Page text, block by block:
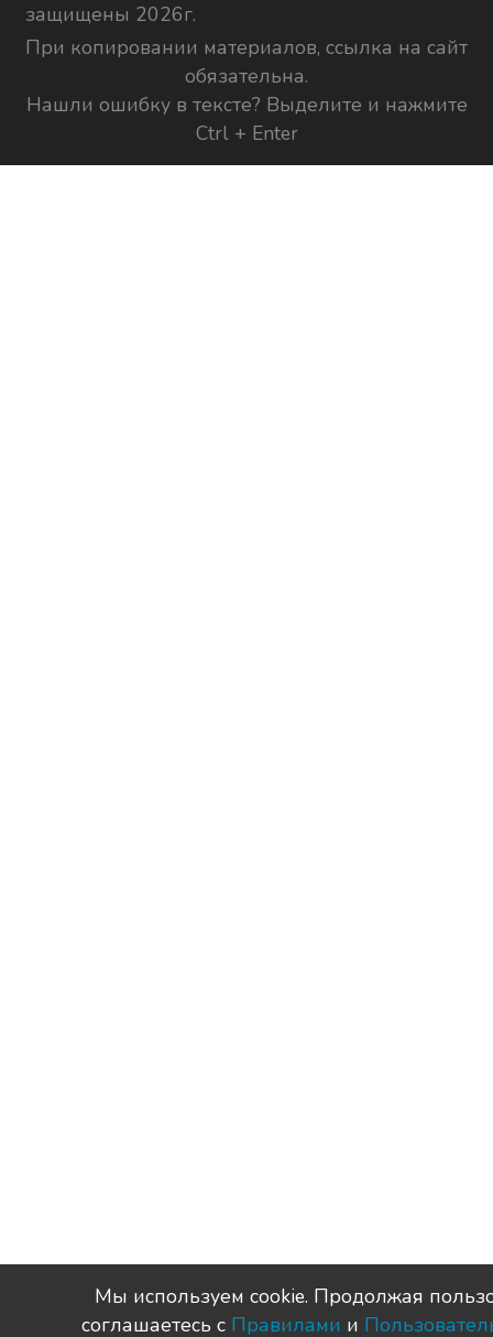
защищены 2026г.
При копировании материалов, ссылка на сайт
обязательна.
Нашли ошибку в тексте? Выделите и нажмите
Ctrl + Enter
Мы используем сookie. Продолжая
соглашаетесь с Правилами и